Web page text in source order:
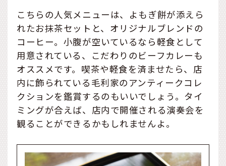
こちらの人気メニューは、よもぎ餅が添えら
れたお抹茶セットと、オリジナルブレンドの
コーヒー。小腹が空いているなら軽食として
用意されている、こだわりのビーフカレーも
オススメです。喫茶や軽食を済ませたら、店
内に飾られている毛利家のアンティークコレ
クションを鑑賞するのもいいでしょう。タイ
ミングが合えば、店内で開催される演奏会を
観ることができるかもしれませんよ。